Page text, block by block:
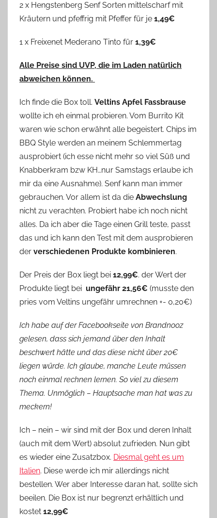
2 x Hengstenberg Senf Sorten mittelscharf mit
Kräutern und pfeffrig mit Pfeffer für je 1,49€
1 x Freixenet Mederano Tinto für 1,39€
Alle Preise sind UVP, die im Laden natürlich
abweichen können.
Ich finde die Box toll. Veltins Apfel Fassbrause
wollte ich eh einmal probieren. Vom Burrito Kit
waren wie schon erwähnt alle begeistert. Chips im
BBQ Style werden an meinem Schlemmertag
ausprobiert (ich esse nicht mehr so viel Süß und
Knabberkram bzw KH…nur Samstags erlaube ich
mir da eine Ausnahme). Senf kann man immer
gebrauchen. Vor allem ist da die Abwechslung
nicht zu verachten. Probiert habe ich noch nicht
alles. Da ich aber die Tage einen Grill teste, passt
das und ich kann den Test mit dem ausprobieren
der verschiedenen Produkte kombinieren.
Der Preis der Box liegt bei 12,99€. der Wert der
Produkte liegt bei ungefähr 21,56€ (musste den
pries vom Veltins ungefähr umrechnen +- 0,20€)
Ich habe auf der Facebookseite von Brandnooz
gelesen, dass sich jemand über den Inhalt
beschwert hätte und das diese nicht über 20€
liegen würde. Ich glaube, manche Leute müssen
noch einmal rechnen lernen. So viel zu diesem
Thema. Unmöglich – Hauptsache man hat was zu
meckern!
Ich – nein – wir sind mit der Box und deren Inhalt
(auch mit dem Wert) absolut zufrieden. Nun gibt
es wieder eine Zusatzbox. Diesmal geht es um
Italien. Diese werde ich mir allerdings nicht
bestellen. Wer aber Interesse daran hat, sollte sich
beeilen. Die Box ist nur begrenzt erhältlich und
kostet 12,99€